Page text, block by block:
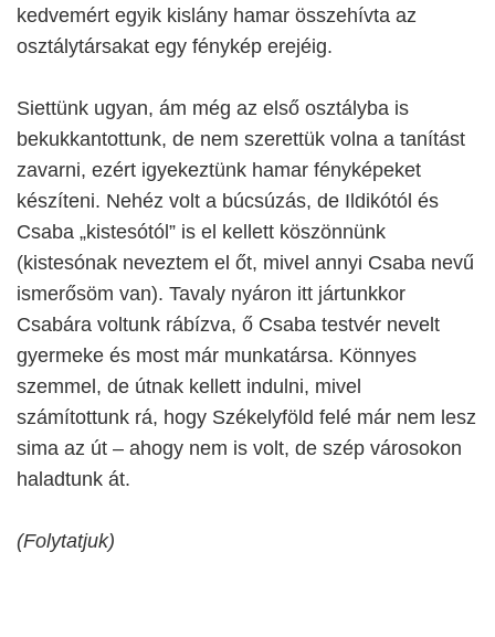
kedvemért egyik kislány hamar összehívta az
osztálytársakat egy fénykép erejéig.
Siettünk ugyan, ám még az első osztályba is
bekukkantottunk, de nem szerettük volna a tanítást
zavarni, ezért igyekeztünk hamar fényképeket
készíteni. Nehéz volt a búcsúzás, de Ildikótól és
Csaba „kistesótól” is el kellett köszönnünk
(kistesónak neveztem el őt, mivel annyi Csaba nevű
ismerősöm van). Tavaly nyáron itt jártunkkor
Csabára voltunk rábízva, ő Csaba testvér nevelt
gyermeke és most már munkatársa. Könnyes
szemmel, de útnak kellett indulni, mivel
számítottunk rá, hogy Székelyföld felé már nem lesz
sima az út – ahogy nem is volt, de szép városokon
haladtunk át.
(Folytatjuk)